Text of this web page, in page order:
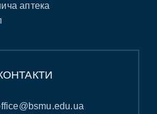
аптека